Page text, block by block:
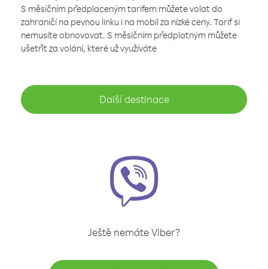
S měsíčním předplaceným tarifem můžete volat do
zahraničí na pevnou linku i na mobil za nízké ceny. Tarif si
nemusíte obnovovat. S měsíčním předplatným můžete
ušetřit za volání, které už využíváte
Další destinace
Ještě nemáte Viber?